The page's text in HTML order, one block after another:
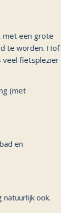
met een grote
te worden. Hof
veel fietsplezier
(met
en
ook.